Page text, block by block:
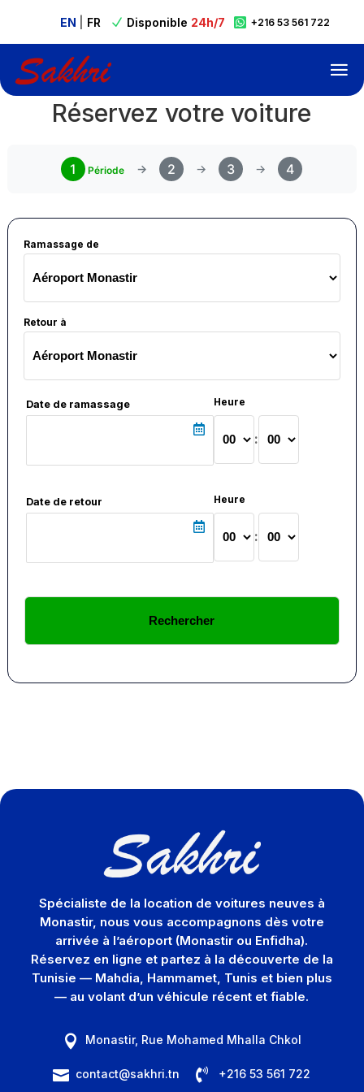
EN FR N Disponible 24h/7  +216 53 561 722
Réservez votre voiture
1 Période 2 3 4
Ramassage de
Retour à
Date de ramassage Heure
:
Date de retour Heure
:
Spécialiste de la location de voitures neuves à
Monastir, nous vous accompagnons dès votre
arrivée à l’aéroport (Monastir ou Enfidha).
Réservez en ligne et partez à la découverte de la
Tunisie — Mahdia, Hammamet, Tunis et bien plus
— au volant d’un véhicule récent et fiable.
 Monastir, Rue Mohamed Mhalla Chkol
 contact@sakhri.tn  +216 53 561 722